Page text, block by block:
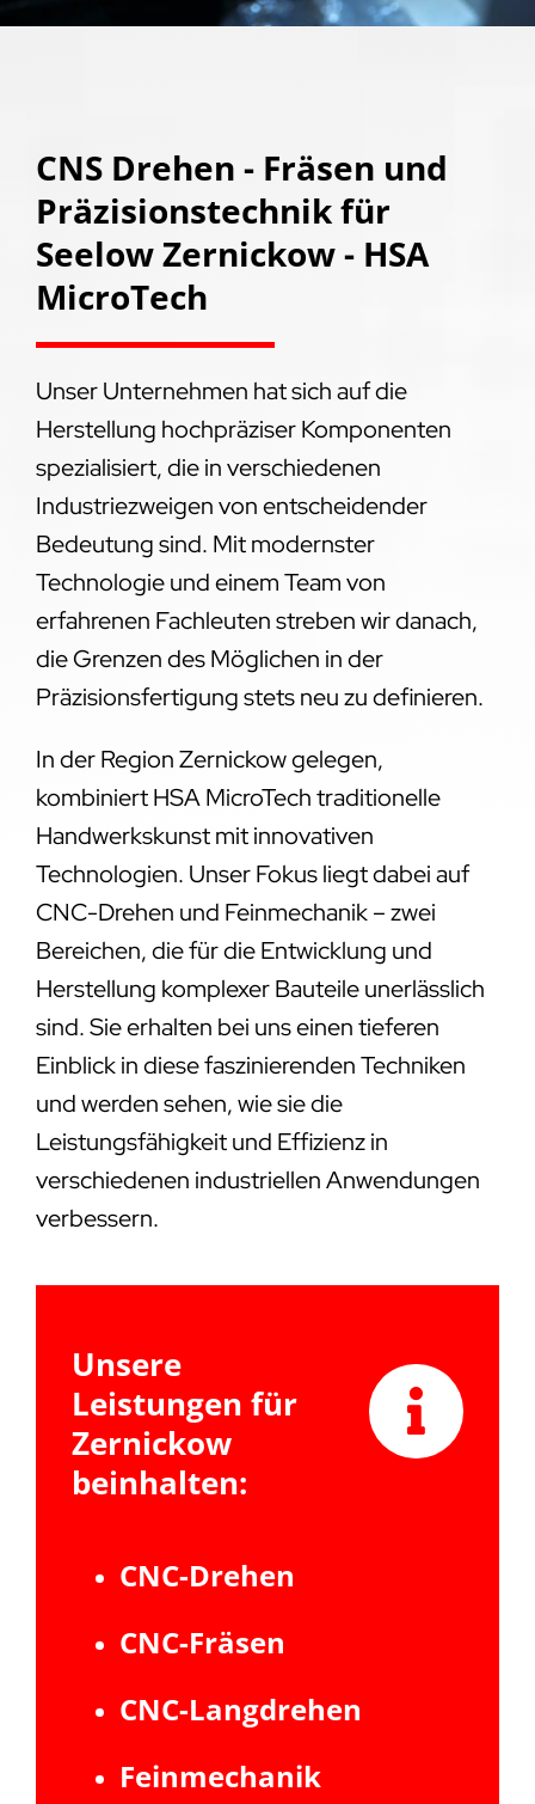
CNS Drehen - Fräsen und
Präzisionstechnik für
Seelow Zernickow - HSA
MicroTech
Unser Unternehmen hat sich auf die
Herstellung hochpräziser Komponenten
spezialisiert, die in verschiedenen
Industriezweigen von entscheidender
Bedeutung sind. Mit modernster
Technologie und einem Team von
erfahrenen Fachleuten streben wir danach,
die Grenzen des Möglichen in der
Präzisionsfertigung stets neu zu definieren.
In der Region Zernickow gelegen,
kombiniert HSA MicroTech traditionelle
Handwerkskunst mit innovativen
Technologien. Unser Fokus liegt dabei auf
CNC-Drehen und Feinmechanik – zwei
Bereichen, die für die Entwicklung und
Herstellung komplexer Bauteile unerlässlich
sind. Sie erhalten bei uns einen tieferen
Einblick in diese faszinierenden Techniken
und werden sehen, wie sie die
Leistungsfähigkeit und Effizienz in
verschiedenen industriellen Anwendungen
verbessern.
Unsere
Leistungen für
Zernickow
beinhalten:
CNC-Drehen
CNC-Fräsen
CNC-Langdrehen
Feinmechanik